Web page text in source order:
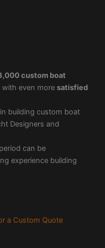
custom boat
with even more satisfied
building custom boat
Designers and
can be
experience building
a Custom Quote